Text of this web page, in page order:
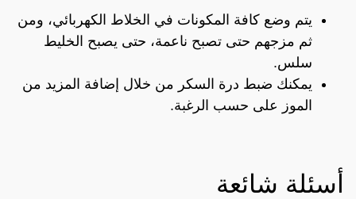
يتم وضع كافة المكونات في الخلاط الكهربائي، ومن
ثم مزجهم حتى تصبح ناعمة، حتى يصبح الخليط
سلس.
يمكنك ضبط درة السكر من خلال إضافة المزيد من
الموز على حسب الرغبة.
أسئلة شائعة